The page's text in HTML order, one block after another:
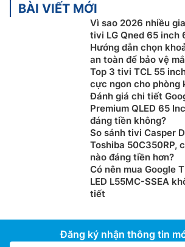
BÀI VIẾT MỚI
Vì sao 2026 nhiều
tivi LG Qned 65 inch
Hướng dẫn chọn
an toàn để bảo vệ
Top 3 tivi TCL 55
cực ngon cho phòng
Đánh giá chi tiết
Premium QLED 65
đáng tiền không?
So sánh tivi Casper
Toshiba 50C350RP,
nào đáng tiền hơn?
Có nên mua Google
LED L55MC-SSEA
tiết
Đăng ký nhận thông tin